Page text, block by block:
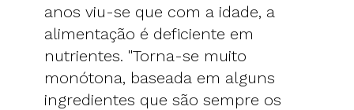
anos viu-se que com a idade, a
alimentação é deficiente em
nutrientes. "Torna-se muito
monótona, baseada em alguns
ingredientes que são sempre os